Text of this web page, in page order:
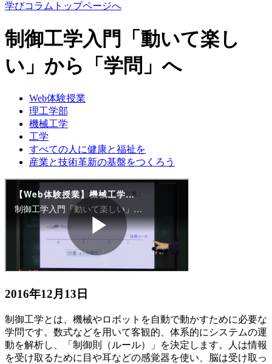
学びコラムトップページへ
制御工学入門「動いて楽し
い」から「学問」へ
Web体験授業
理工学部
機械工学
工学
すべての人に健康と福祉を
産業と技術革新の基盤をつくろう
2016年12月13日
制御工学とは、機械やロボットを自動で動かすために必要な
学問です。数式などを用いて客観的、体系的にシステムの運
動を解析し、「制御則（ルール）」を決定します。人は情報
を受け取るために目や耳などの感覚器を使い、脳は受け取っ